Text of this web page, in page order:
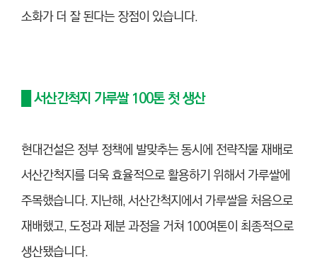
소화가 더 잘 된다는 장점이 있습니다.
█ 서산간척지 가루쌀 100톤 첫 생산
현대건설은 정부 정책에 발맞추는 동시에 전략작물 재배로
서산간척지를 더욱 효율적으로 활용하기 위해서 가루쌀에
주목했습니다. 지난해, 서산간척지에서 가루쌀을 처음으로
재배했고, 도정과 제분 과정을 거쳐 100여톤이 최종적으로
생산됐습니다.